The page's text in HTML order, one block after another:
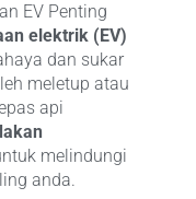
EV Penting
elektrik (EV)
dan sukar
meletup atau
api
melindungi
anda.